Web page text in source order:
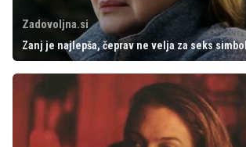
Zadovoljna.si
Zanj je najlepša, čeprav ne velja za seks simbol